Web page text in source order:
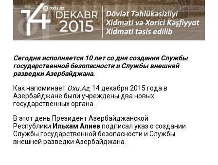
Сегодня исполняется 10 лет со дня создания Службы
государственной безопасности и Службы внешней
разведки Азербайджана.
Как напоминает Oxu.Az, 14 декабря 2015 года в
Азербайджане были учреждены два новых
государственных органа.
В этот день Президент Азербайджанской
Республики Ильхам Алиевподписал указ о создании
Службы государственной безопасности и Службы
внешней разведки Азербайджана.